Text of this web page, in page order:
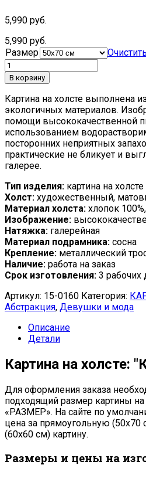
5,990 руб.
5,990 руб.
Размер
Очистить
В корзину
Картина на холсте выполнена
экологичных материалов.
помощи высококачественной
использованием
посторонних неприятных
практические не бликует и
галерее.
Тип изделия: картина на холсте
Холст: художественный,
Материал холста: хлопок
Изображение:
Натяжка: галерейная
Материал подрамника: сосна
Крепление: металлический
Наличие: работа на заказ
Срок изготовления: 3 рабочих
Артикул: 15-0160 Категория:
Абстракция, Девушки и мода
Описание
Детали
Картина на холсте:
Для оформления заказа
подходящий размер картины на
«РАЗМЕР». На сайте по
цена за прямоугольную
(60х60 см) картину.
Размеры и цены на